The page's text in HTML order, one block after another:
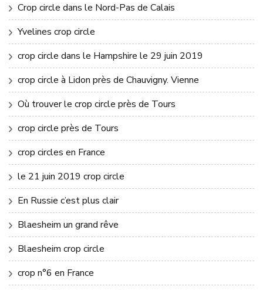
Crop circle dans le Nord-Pas de Calais
Yvelines crop circle
crop circle dans le Hampshire le 29 juin 2019
crop circle à Lidon près de Chauvigny. Vienne
Où trouver le crop circle près de Tours
crop circle près de Tours
crop circles en France
le 21 juin 2019 crop circle
En Russie c’est plus clair
Blaesheim un grand rêve
Blaesheim crop circle
crop n°6 en France